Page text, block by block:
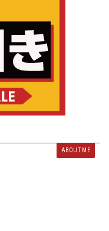
ABOUT ME